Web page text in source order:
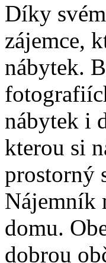
Díky
zájemce,
nábytek.
nábytek i
kterou si
prostorný
Nájemník
domu.
dobrou